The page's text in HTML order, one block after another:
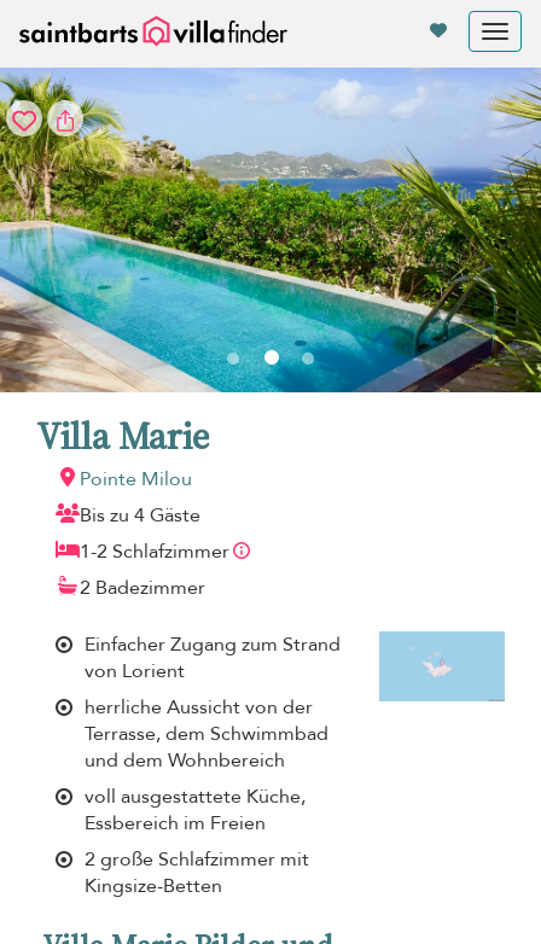
Villa Marie
Pointe Milou
Bis zu 4 Gäste
1-2 Schlafzimmer
2 Badezimmer
Einfacher Zugang zum Strand
von Lorient
herrliche Aussicht von der
Terrasse, dem Schwimmbad
und dem Wohnbereich
voll ausgestattete Küche,
Essbereich im Freien
2 große Schlafzimmer mit
Kingsize-Betten
Cookie-Einstellungen